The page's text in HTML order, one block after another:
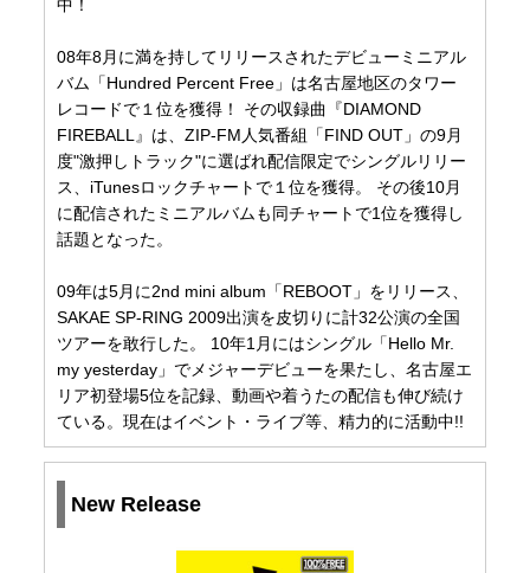
中！
08年8月に満を持してリリースされたデビューミニアル
バム「Hundred Percent Free」は名古屋地区のタワー
レコードで１位を獲得！ その収録曲『DIAMOND
FIREBALL』は、ZIP-FM人気番組「FIND OUT」の9月
度"激押しトラック"に選ばれ配信限定でシングルリリー
ス、iTunesロックチャートで１位を獲得。 その後10月
に配信されたミニアルバムも同チャートで1位を獲得し
話題となった。
09年は5月に2nd mini album「REBOOT」をリリース、
SAKAE SP-RING 2009出演を皮切りに計32公演の全国
ツアーを敢行した。 10年1月にはシングル「Hello Mr.
my yesterday」でメジャーデビューを果たし、名古屋エ
リア初登場5位を記録、動画や着うたの配信も伸び続け
ている。現在はイベント・ライブ等、精力的に活動中!!
New Release